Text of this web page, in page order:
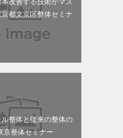
都文京区整体セミナ
整体と従来の整体の
京整体セミナー